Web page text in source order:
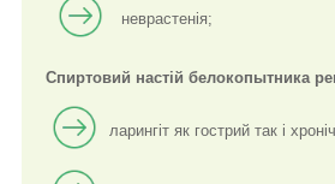
неврастенія;
Спиртовий настій белокопытника
ларингіт як гострий так і